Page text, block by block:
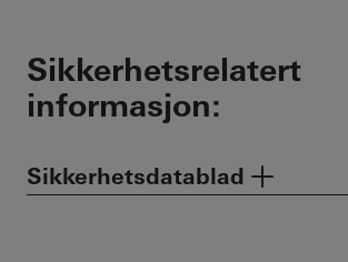
Sikkerhetsrelatert
informasjon:
Sikkerhetsdatablad